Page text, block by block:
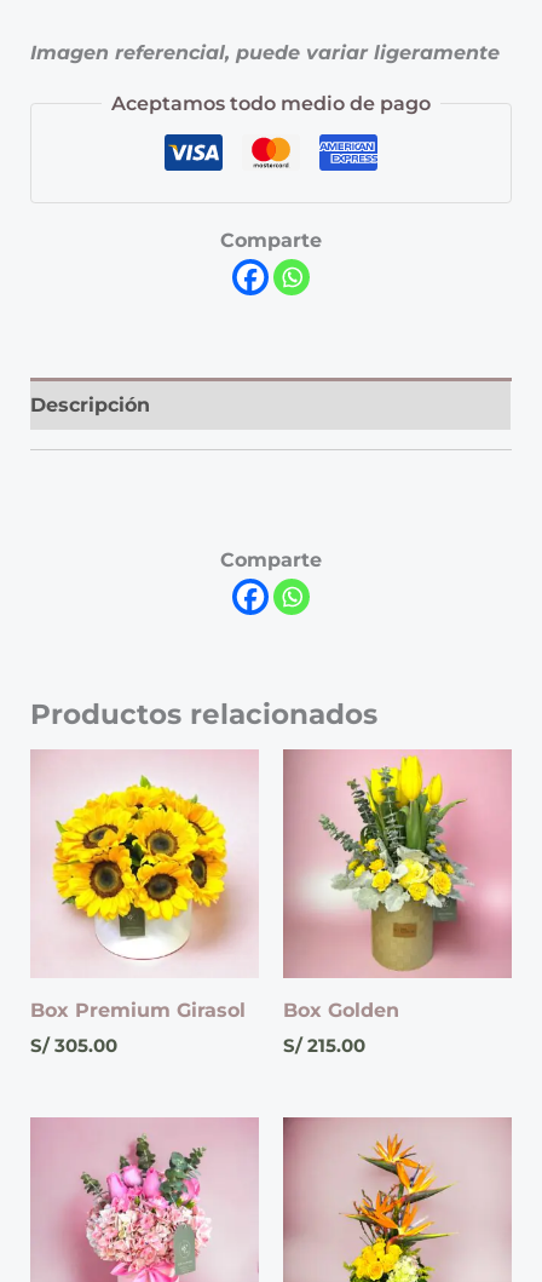
Imagen referencial, puede variar ligeramente
Aceptamos todo medio de pago
Comparte
Descripción
Comparte
Productos relacionados
Box Premium Girasol
S/305.00
Box Golden
S/215.00